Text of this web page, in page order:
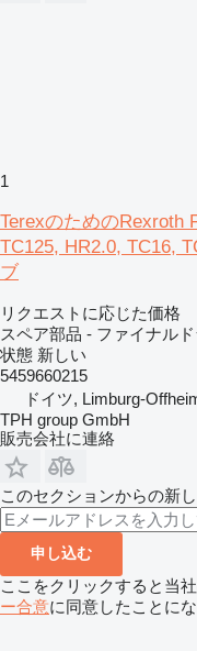
1
TerexのためのRexroth
TC125, HR2.0, TC16,
ブ
リクエストに応じた価格
スペア部品 - ファイナル
状態 新しい
5459660215
ドイツ, Limburg-
TPH group GmbH
販売会社に連絡
このセクションからの新
申し込む
ここをクリックすると当
ー合意に同意したことにな